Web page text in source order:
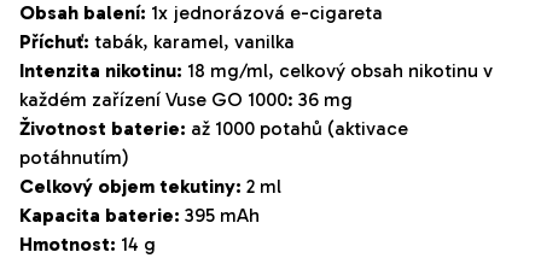
Obsah balení: 1x jednorázová e-cigareta
Příchuť: tabák, karamel, vanilka
Intenzita nikotinu: 18 mg/ml, celkový obsah nikotinu v
každém zařízení Vuse GO 1000: 36 mg
Životnost baterie: až 1000 potahů (aktivace
potáhnutím)
Celkový objem tekutiny: 2 ml
Kapacita baterie: 395 mAh
Hmotnost: 14 g